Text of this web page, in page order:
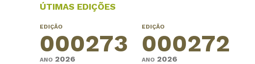
ÚTIMAS EDIÇÕES
EDIÇÃO
000273
ANO 2026
EDIÇÃO
000272
ANO 2026